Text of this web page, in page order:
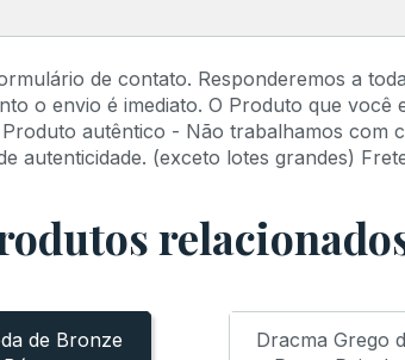
de contato. Responderemos a
o envio é imediato. O Produto que você
autêntico - Não trabalhamos com
autenticidade. (exceto lotes grandes)
de Bronze
Dracma Grego